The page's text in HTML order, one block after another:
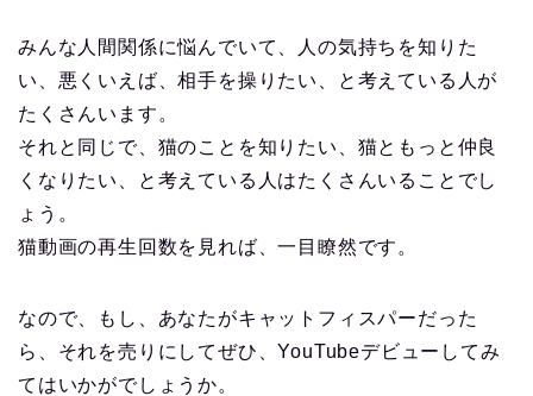
みんな人間関係に悩んでいて、人の気持ちを知りた
い、悪くいえば、相手を操りたい、と考えている人が
たくさんいます。
それと同じで、猫のことを知りたい、猫ともっと仲良
くなりたい、と考えている人はたくさんいることでし
ょう。
猫動画の再生回数を見れば、一目瞭然です。
なので、もし、あなたがキャットフィスパーだった
ら、それを売りにしてぜひ、YouTubeデビューしてみ
てはいかがでしょうか。